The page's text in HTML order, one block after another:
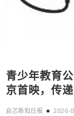
青少年教育
京首映，传
启芯新知日报
2026-